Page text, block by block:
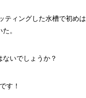
ティングした水槽で初めは
。
いでしょうか？
す！